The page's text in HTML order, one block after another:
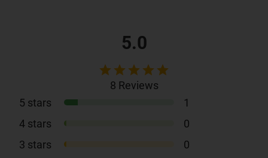
5.0
8 Reviews
5 stars
1
4 stars
0
3 stars
0